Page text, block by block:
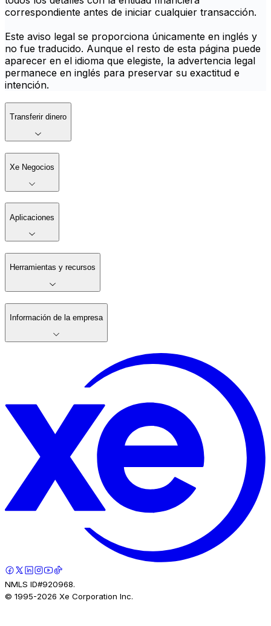
correspondiente antes de iniciar cualquier transacción.
Este aviso legal se proporciona únicamente en inglés y
no fue traducido. Aunque el resto de esta página puede
aparecer en el idioma que elegiste, la advertencia legal
permanece en inglés para preservar su exactitud e
intención.
Transferir dinero
Xe Negocios
Aplicaciones
Herramientas y recursos
Información de la empresa
NMLS ID#920968.
© 1995-2026 Xe Corporation Inc.